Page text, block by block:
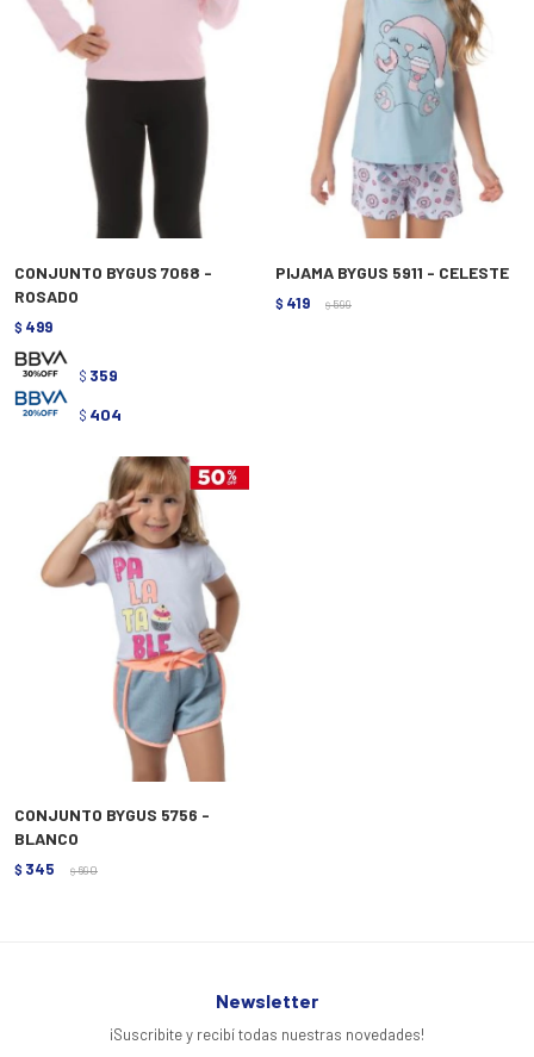
CONJUNTO BYGUS 7068 -
ROSADO
$ 499
$ 359
$ 404
PIJAMA BYGUS 5911 - CELESTE
$ 419 $ 599
CONJUNTO BYGUS 5756 -
BLANCO
$ 345 $ 690
Newsletter
¡Suscribite y recibí todas nuestras novedades!